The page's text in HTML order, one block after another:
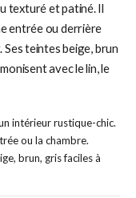
texturé et patiné. Il
entrée ou derrière
teintes beige, brun
avec le lin, le
intérieur rustique-chic.
ou la chambre.
brun, gris faciles à